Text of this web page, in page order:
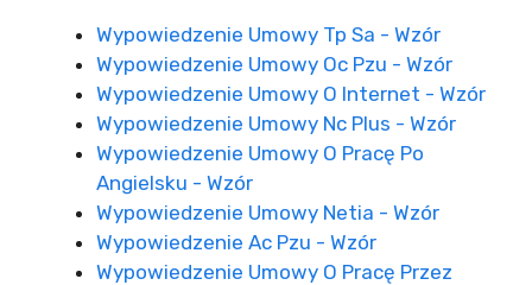
Wypowiedzenie Umowy Tp Sa - Wzór
Wypowiedzenie Umowy Oc Pzu - Wzór
Wypowiedzenie Umowy O Internet - Wzór
Wypowiedzenie Umowy Nc Plus - Wzór
Wypowiedzenie Umowy O Pracę Po
Angielsku - Wzór
Wypowiedzenie Umowy Netia - Wzór
Wypowiedzenie Ac Pzu - Wzór
Wypowiedzenie Umowy O Pracę Przez